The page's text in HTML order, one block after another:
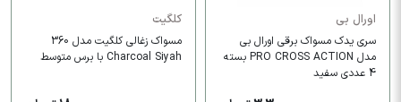
اورال بی
سری یدک مسواک برقی اورال بی
مدل PRO CROSS ACTION بسته
4 عددی سفید
کلگیت
مسواک زغالی کلگیت مدل 360
Charcoal Siyah با برس متوسط